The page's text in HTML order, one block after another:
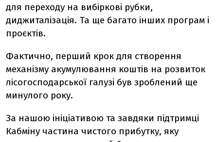
для переходу на вибіркові рубки,
диджиталізація. Та ще багато інших програм і
проєктів.
Фактично, перший крок для створення
механізму акумулювання коштів на розвиток
лісогосподарської галузі був зроблений ще
минулого року.
За нашою ініціативою та завдяки підтримці
Кабміну частина чистого прибутку, яку